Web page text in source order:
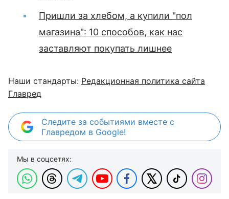
Пришли за хлебом, а купили "пол
магазина": 10 способов, как нас
заставляют покупать лишнее
Наши стандарты: Редакционная политика сайта
Главред
Следите за событиями вместе с
Главредом в Google!
Мы в соцсетях: